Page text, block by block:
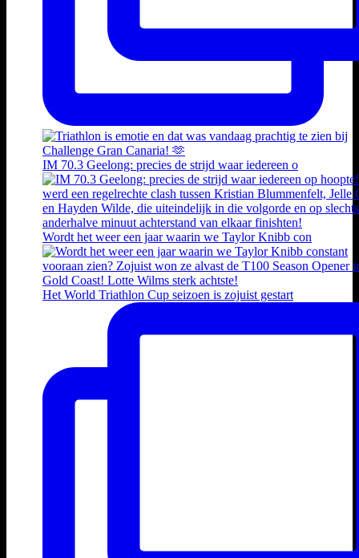
IM 70.3 Geelong: precies de strijd waar iedereen o
Wordt het weer een jaar waarin we Taylor Knibb con
Het World Triathlon Cup seizoen is zojuist gestart